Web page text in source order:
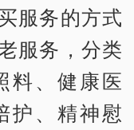
服务的方式
服务，分类
料、健康医
护、精神慰